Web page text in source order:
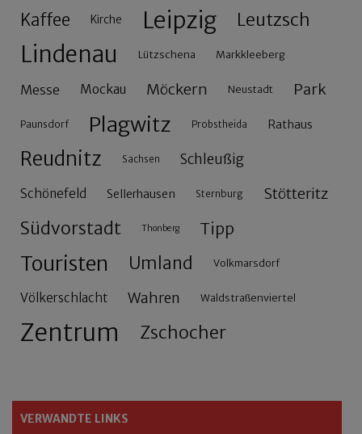
Kaffee Kirche Leipzig Leutzsch
Lindenau Lützschena Markkleeberg
Messe Mockau Möckern Neustadt Park
Paunsdorf Plagwitz Probstheida Rathaus
Reudnitz Sachsen Schleußig
Schönefeld Sellerhausen Sternburg Stötteritz
Südvorstadt Thonberg Tipp
Touristen Umland Volkmarsdorf
Völkerschlacht Wahren Waldstraßenviertel
Zentrum Zschocher
VERWANDTE LINKS